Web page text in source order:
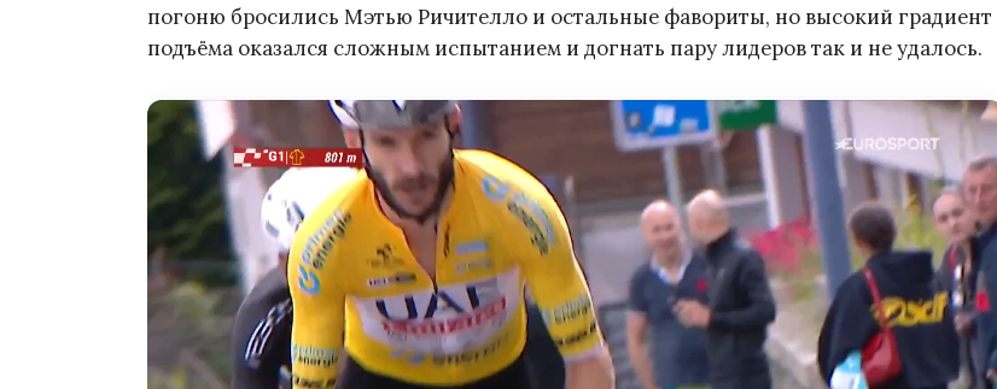
погоню бросились Мэтью Ричителло и остальные фавориты, но высокий градиент
подъёма оказался сложным испытанием и догнать пару лидеров так и не удалось.